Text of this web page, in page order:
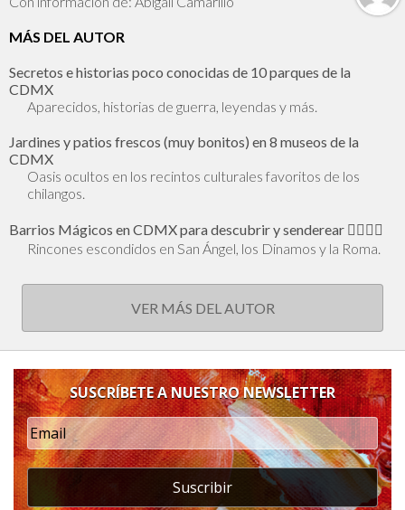
MÁS DEL AUTOR
Secretos e historias poco conocidas de 10 parques de la
CDMX
Aparecidos, historias de guerra, leyendas y más.
Jardines y patios frescos (muy bonitos) en 8 museos de la
CDMX
Oasis ocultos en los recintos culturales favoritos de los
chilangos.
Barrios Mágicos en CDMX para descubrir y senderear 🕵🏻‍♂️✨
Rincones escondidos en San Ángel, los Dinamos y la Roma.
VER MÁS DEL AUTOR
SUSCRÍBETE A NUESTRO NEWSLETTER
Suscribir